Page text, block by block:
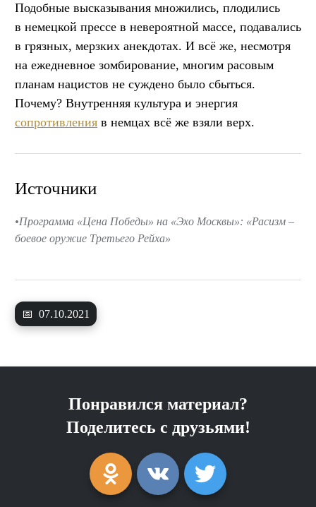
Подобные высказывания множились, плодились
в немецкой прессе в невероятной массе, подавались
в грязных, мерзких анекдотах. И всё же, несмотря
на ежедневное зомбирование, многим расовым
планам нацистов не суждено было сбыться.
Почему? Внутренняя культура и энергия
сопротивления в немцах всё же взяли верх.
📅 07.10.2021
Источники
Программа «Цена Победы» на «Эхо Москвы»: «Расизм –
боевое оружие Третьего Рейха»
Понравился материал?
Поделитесь с друзьями!